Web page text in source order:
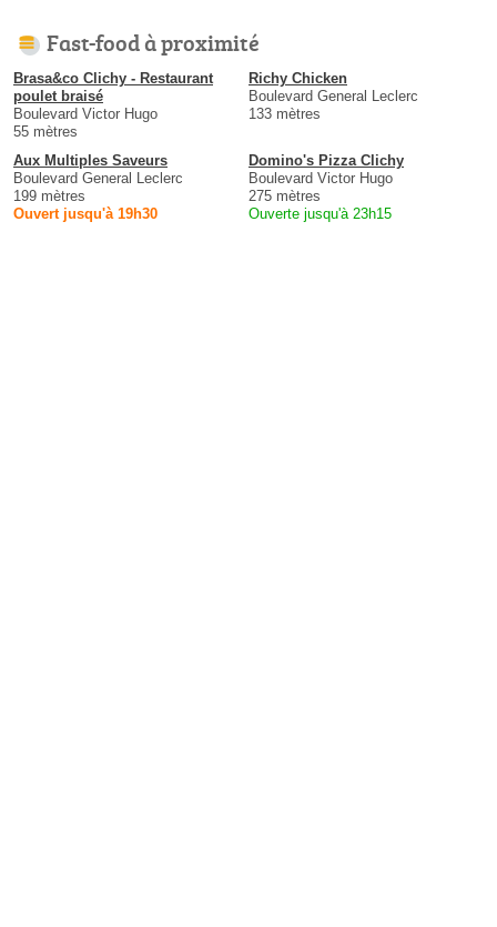
Fast-food à proximité
Brasa&co Clichy - Restaurant
poulet braisé
Boulevard Victor Hugo
55 mètres
Richy Chicken
Boulevard General Leclerc
133 mètres
Aux Multiples Saveurs
Boulevard General Leclerc
199 mètres
Ouvert jusqu'à 19h30
Domino's Pizza Clichy
Boulevard Victor Hugo
275 mètres
Ouverte jusqu'à 23h15